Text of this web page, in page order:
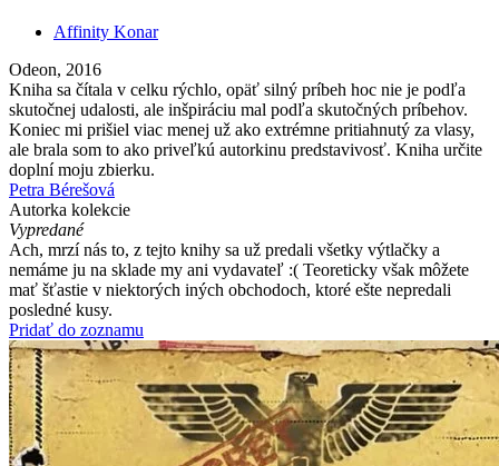
Affinity Konar
Odeon, 2016
Kniha sa čítala v celku rýchlo, opäť silný príbeh hoc nie je podľa
skutočnej udalosti, ale inšpiráciu mal podľa skutočných príbehov.
Koniec mi prišiel viac menej už ako extrémne pritiahnutý za vlasy,
ale brala som to ako priveľkú autorkinu predstavivosť. Kniha určite
doplní moju zbierku.
Petra Bérešová
Autorka kolekcie
Vypredané
Ach, mrzí nás to, z tejto knihy sa už predali všetky výtlačky a
nemáme ju na sklade my ani vydavateľ :( Teoreticky však môžete
mať šťastie v niektorých iných obchodoch, ktoré ešte nepredali
posledné kusy.
Pridať do zoznamu